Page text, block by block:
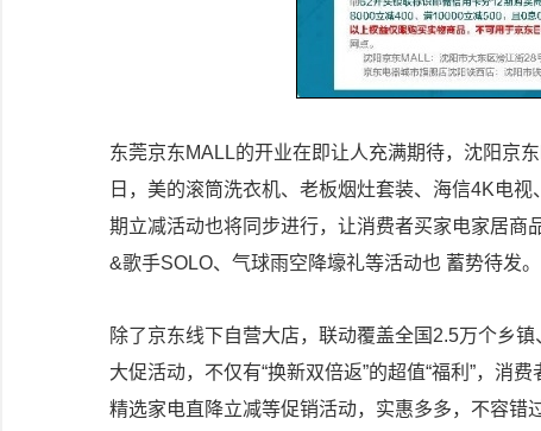
东莞京东MALL的开业在即让人充满期待，沈阳京
日，美的滚筒洗衣机、老板烟灶套装、海信4K电
期立减活动也将同步进行，让消费者买家电家居商
&歌手SOLO、气球雨空降壕礼等活动也 蓄势待发。
除了京东线下自营大店，联动覆盖全国2.5万个乡
大促活动，不仅有“换新双倍返”的超值“福利”，消
精选家电直降立减等促销活动，实惠多多，不容错过